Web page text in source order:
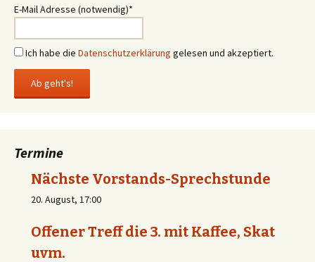
E-Mail Adresse (notwendig)*
Ich habe die Datenschutzerklärung gelesen und akzeptiert.
Termine
Nächste Vorstands-Sprechstunde
20. August, 17:00
Offener Treff die 3. mit Kaffee, Skat
uvm.